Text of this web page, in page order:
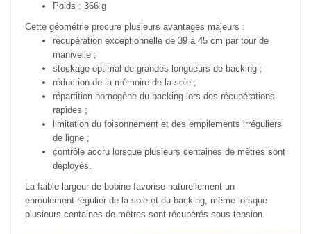
Poids : 366 g
Cette géométrie procure plusieurs avantages majeurs :
récupération exceptionnelle de 39 à 45 cm par tour de
manivelle ;
stockage optimal de grandes longueurs de backing ;
réduction de la mémoire de la soie ;
répartition homogène du backing lors des récupérations
rapides ;
limitation du foisonnement et des empilements irréguliers
de ligne ;
contrôle accru lorsque plusieurs centaines de mètres sont
déployés.
La faible largeur de bobine favorise naturellement un
enroulement régulier de la soie et du backing, même lorsque
plusieurs centaines de mètres sont récupérés sous tension.